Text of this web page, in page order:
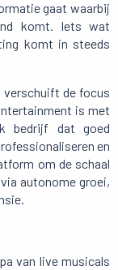
gaat waarbij
komt. Iets wat
komt in steeds
verschuift de focus
is met
bedrijf dat goed
en
om de schaal
autonome groei,
van live musicals